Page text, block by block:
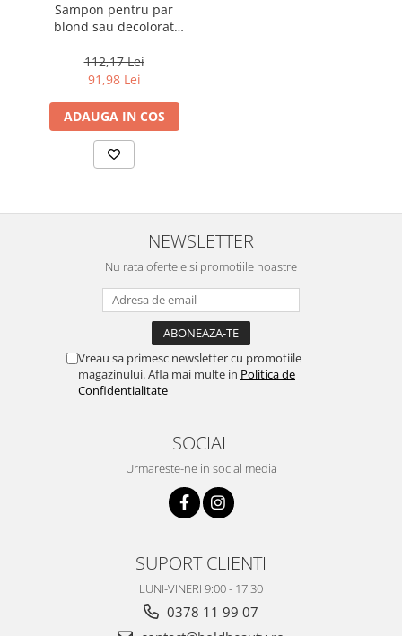
Sampon pentru par
blond sau decolorat
Yellow, 1000 ml
112,17 Lei
91,98 Lei
ADAUGA IN COS
NEWSLETTER
Nu rata ofertele si promotiile noastre
Vreau sa primesc newsletter cu promotiile
magazinului. Afla mai multe in Politica de
Confidentialitate
SOCIAL
Urmareste-ne in social media
SUPORT CLIENTI
LUNI-VINERI 9:00 - 17:30
0378 11 99 07